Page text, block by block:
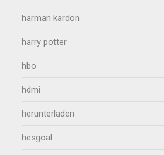
harman kardon
harry potter
hbo
hdmi
herunterladen
hesgoal